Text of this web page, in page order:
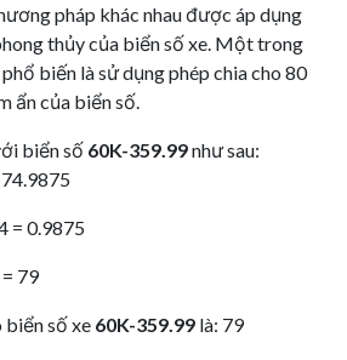
pháp khác nhau được áp dụng
thủy của biển số xe. Một trong
biến là sử dụng phép chia cho 80
ẩn của biển số.
biển số 60K-359.99như sau:
= 0.9875
79
biển số xe 60K-359.99 là: 79